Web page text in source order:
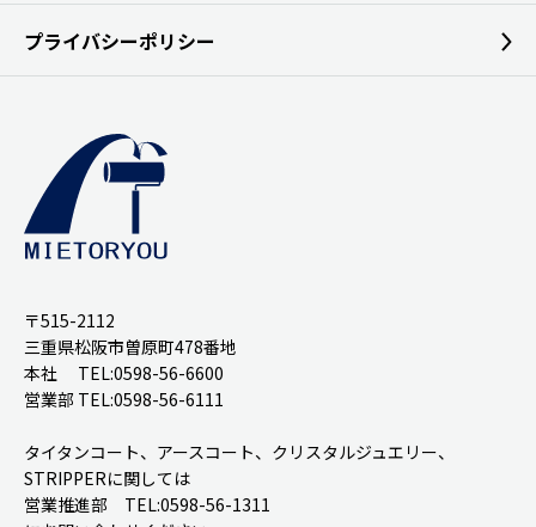
〒515-2112
三重県松阪市曽原町478番地
本社 TEL:0598-56-6600
営業部 TEL:0598-56-6111
タイタンコート、アースコート、クリスタルジュエリー、
STRIPPERに関しては
営業推進部 TEL:0598-56-1311
プライバシーポリシー